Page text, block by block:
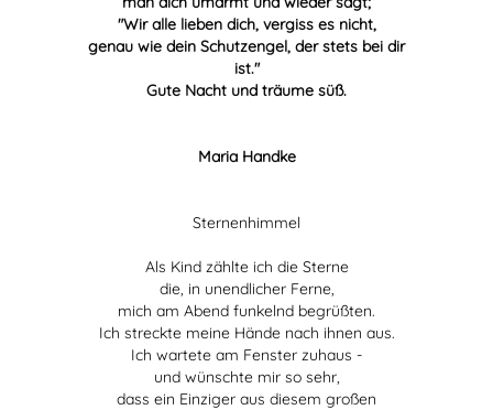
"Wir alle lieben dich, vergiss es nicht,
genau wie dein Schutzengel, der stets bei dir
ist."
Gute Nacht und träume süß.
Maria Handke
Sternenhimmel
Als Kind zählte ich die Sterne
die, in unendlicher Ferne,
mich am Abend funkelnd begrüßten.
Ich streckte meine Hände nach ihnen aus.
Ich wartete am Fenster zuhaus -
und wünschte mir so sehr,
dass ein Einziger aus diesem großen